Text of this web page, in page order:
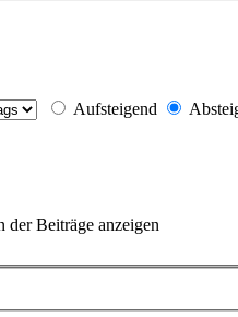
Aufsteigend
der Beiträge anzeigen